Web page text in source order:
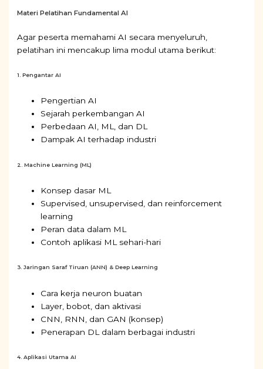
Materi Pelatihan Fundamental AI
Agar peserta memahami AI secara menyeluruh,
pelatihan ini mencakup lima modul utama berikut:
1. Pengantar AI
Pengertian AI
Sejarah perkembangan AI
Perbedaan AI, ML, dan DL
Dampak AI terhadap industri
2. Machine Learning (ML)
Konsep dasar ML
Supervised, unsupervised, dan reinforcement
learning
Peran data dalam ML
Contoh aplikasi ML sehari-hari
3. Jaringan Saraf Tiruan (ANN) & Deep Learning
Cara kerja neuron buatan
Layer, bobot, dan aktivasi
CNN, RNN, dan GAN (konsep)
Penerapan DL dalam berbagai industri
4. Aplikasi Utama AI